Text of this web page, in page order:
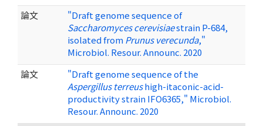
論文
"Draft genome sequence of
Saccharomyces cerevisiaestrain P-684,
isolated fromPrunus verecunda,"
Microbiol. Resour. Announc. 2020
論文
"Draft genome sequence of the
Aspergillus terreushigh-itaconic-acid-
productivity strain IFO6365," Microbiol.
Resour. Announc. 2020